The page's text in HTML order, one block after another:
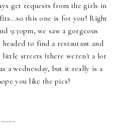
get requests from the girls in
this one is for you! Right
9:30pm, we saw a gorgeous
to find a restaurant and
little streets (there weren't a lot
a wednesday, but it really is a
you like the pics!